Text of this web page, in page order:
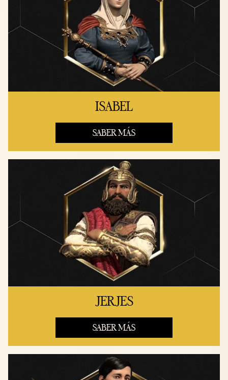
ISABEL
SABER MÁS
JERJES
SABER MÁS